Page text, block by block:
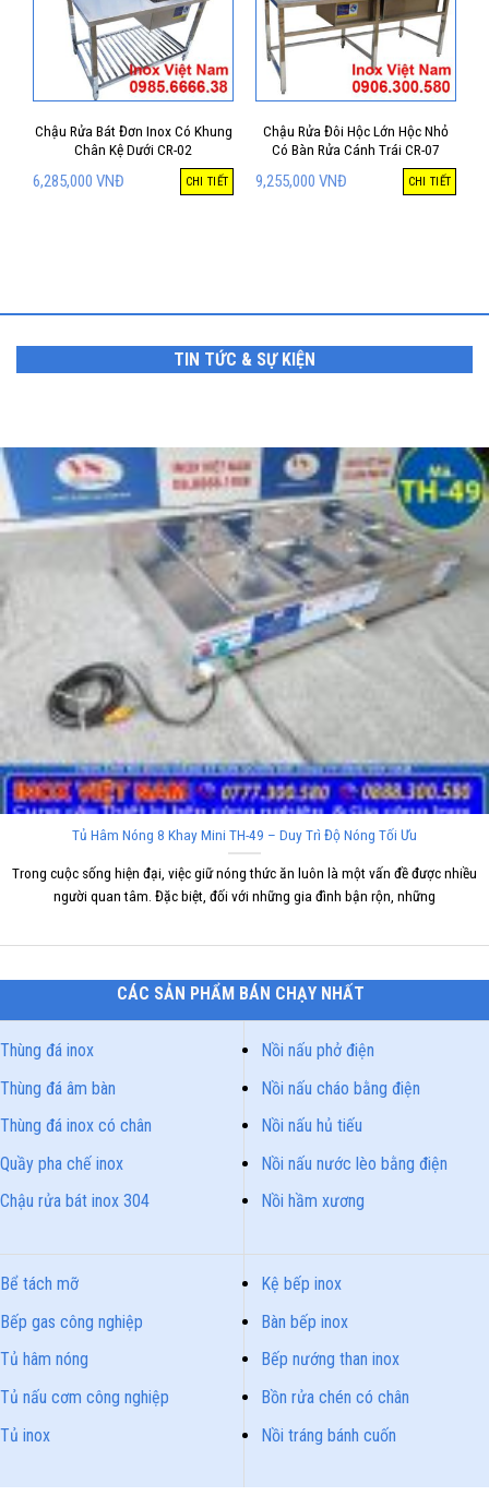
Chậu Rửa Bát Đơn Inox Có Khung
Chân Kệ Dưới CR-02
6,285,000 VNĐ CHI TIẾT
Chậu Rửa Đôi Hộc Lớn Hộc Nhỏ
Có Bàn Rửa Cánh Trái CR-07
9,255,000 VNĐ CHI TIẾT
TIN TỨC & SỰ KIỆN
Tủ Hâm Nóng 8 Khay Mini TH-49 – Duy Trì Độ Nóng Tối Ưu
Trong cuộc sống hiện đại, việc giữ nóng thức ăn luôn là một vấn đề được nhiều
người quan tâm. Đặc biệt, đối với những gia đình bận rộn, những
CÁC SẢN PHẨM BÁN CHẠY NHẤT
Thùng đá inox
Thùng đá âm bàn
Thùng đá inox có chân
Quầy pha chế inox
Chậu rửa bát inox 304
Nồi nấu phở điện
Nồi nấu cháo bằng điện
Nồi nấu hủ tiếu
Nồi nấu nước lèo bằng điện
Nồi hầm xương
Bể tách mỡ
Bếp gas công nghiệp
Tủ hâm nóng
Tủ nấu cơm công nghiệp
Tủ inox
Kệ bếp inox
Bàn bếp inox
Bếp nướng than inox
Bồn rửa chén có chân
Nồi tráng bánh cuốn